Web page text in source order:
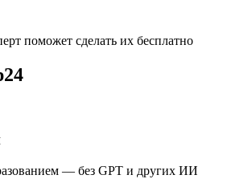
поможет сделать их бесплатно
— без GPT и других ИИ